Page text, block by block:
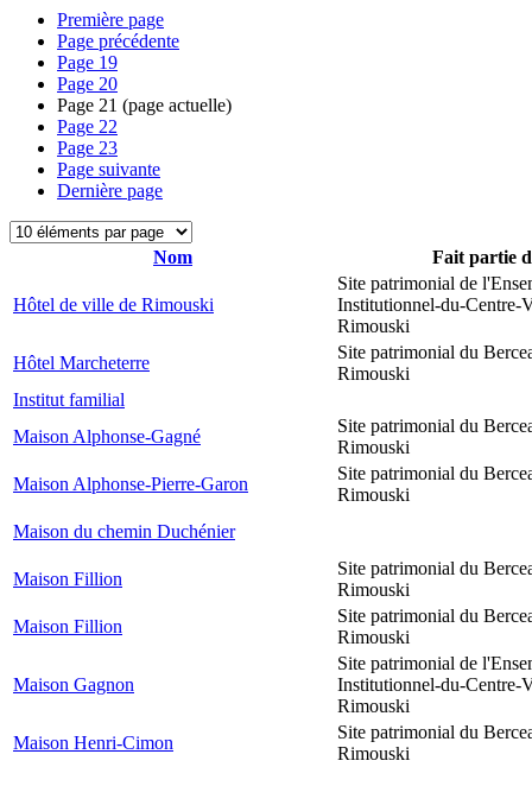
Première page
Page précédente
Page 19
Page 20
Page 21 (page actuelle)
Page 22
Page 23
Page suivante
Dernière page
Nom Fait partie
Hôtel de ville de Rimouski
Site patrimonial de
Institutionnel-du-Centre-
Rimouski
Hôtel Marcheterre
Site patrimonial du
Rimouski
Institut familial
Maison Alphonse-Gagné
Site patrimonial du
Rimouski
Maison Alphonse-Pierre-Garon
Site patrimonial du
Rimouski
Maison du chemin Duchénier
Maison Fillion
Site patrimonial du
Rimouski
Maison Fillion
Site patrimonial du
Rimouski
Maison Gagnon
Site patrimonial de
Institutionnel-du-Centre-
Rimouski
Maison Henri-Cimon
Site patrimonial du
Rimouski